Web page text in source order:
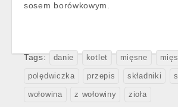
sosem borówkowym.
Tags: danie kotlet mięsne
polędwiczka przepis składniki
wołowina z wołowiny zioła